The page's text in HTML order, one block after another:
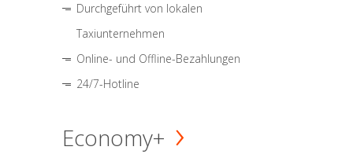
Durchgeführt von lokalen
Taxiunternehmen
Online- und Offline-Bezahlungen
24/7-Hotline
Economy+